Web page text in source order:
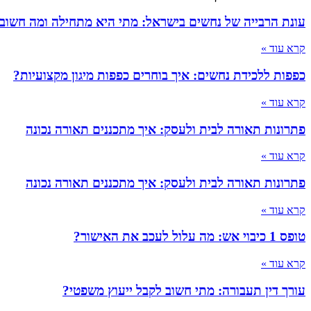
עונת הרבייה של נחשים בישראל: מתי היא מתחילה ומה
קרא עוד »
כפפות ללכידת נחשים: איך בוחרים כפפות מיגון מקצועיות?
קרא עוד »
פתרונות תאורה לבית ולעסק: איך מתכננים תאורה נכונה
קרא עוד »
פתרונות תאורה לבית ולעסק: איך מתכננים תאורה נכונה
קרא עוד »
טופס 1 כיבוי אש: מה עלול לעכב את האישור?
קרא עוד »
עורך דין תעבורה: מתי חשוב לקבל ייעוץ משפטי?